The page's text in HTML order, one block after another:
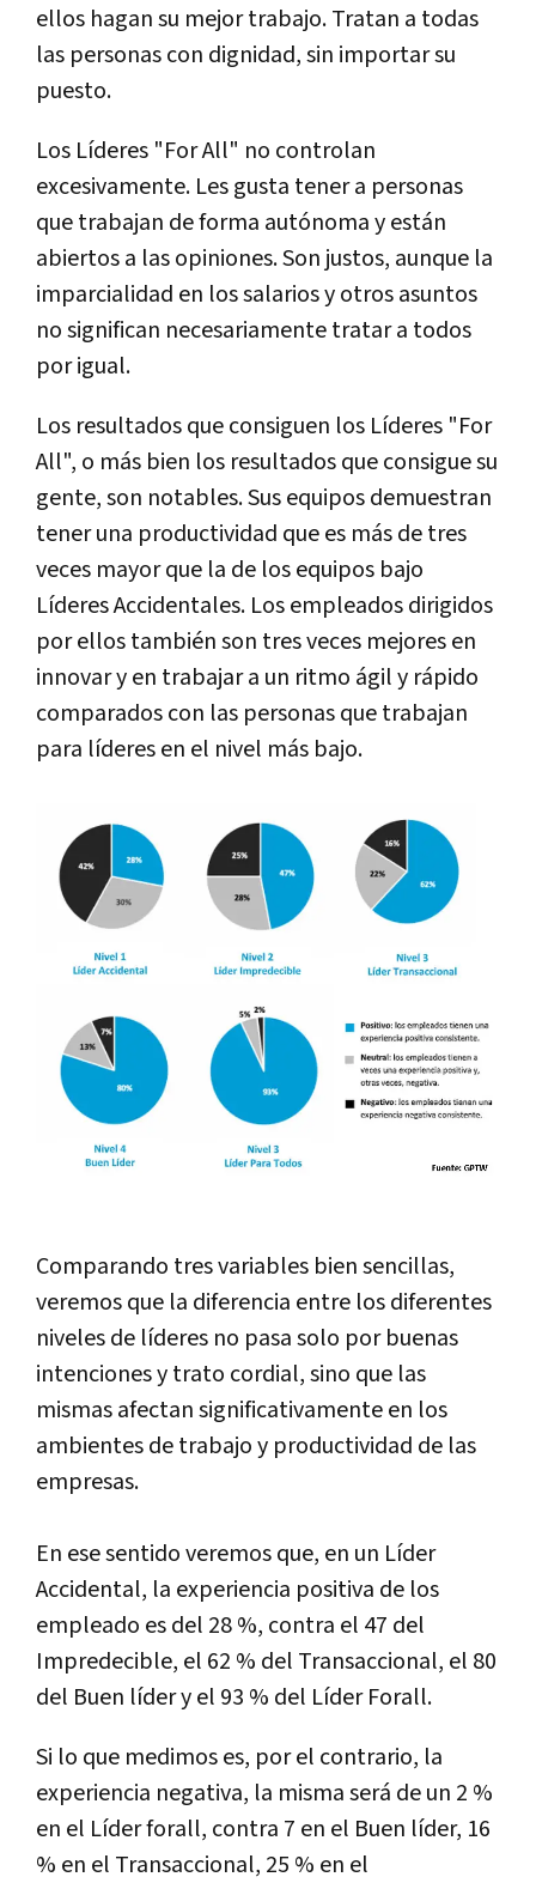
ellos hagan su mejor trabajo. Tratan a todas
las personas con dignidad, sin importar su
puesto.
Los Líderes "For All" no controlan
excesivamente. Les gusta tener a personas
que trabajan de forma autónoma y están
abiertos a las opiniones. Son justos, aunque la
imparcialidad en los salarios y otros asuntos
no significan necesariamente tratar a todos
por igual.
Los resultados que consiguen los Líderes "For
All", o más bien los resultados que consigue su
gente, son notables. Sus equipos demuestran
tener una productividad que es más de tres
veces mayor que la de los equipos bajo
Líderes Accidentales. Los empleados dirigidos
por ellos también son tres veces mejores en
innovar y en trabajar a un ritmo ágil y rápido
comparados con las personas que trabajan
para líderes en el nivel más bajo.
Comparando tres variables bien sencillas,
veremos que la diferencia entre los diferentes
niveles de líderes no pasa solo por buenas
intenciones y trato cordial, sino que las
mismas afectan significativamente en los
ambientes de trabajo y productividad de las
empresas.
En ese sentido veremos que, en un Líder
Accidental, la experiencia positiva de los
empleado es del 28 %, contra el 47 del
Impredecible, el 62 % del Transaccional, el 80
del Buen líder y el 93 % del Líder Forall.
Si lo que medimos es, por el contrario, la
experiencia negativa, la misma será de un 2 %
en el Líder forall, contra 7 en el Buen líder, 16
% en el Transaccional, 25 % en el